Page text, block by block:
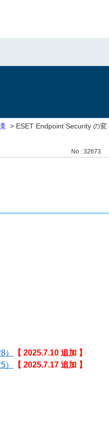
> ESET Endpoint Security の変
No : 32673
【 2025.7.10 追加 】
【 2025.7.17 追加 】